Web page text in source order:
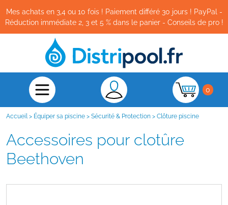
Mes achats en 3,4 ou 10 fois ! Paiement différé 30 jours ! PayPal -
Réduction immédiate 2, 3 et 5 % dans le panier - Conseils de pro !
0
Accueil > Équiper sa piscine > Sécurité & Protection > Clôture piscine
Accessoires pour clotûre
Beethoven